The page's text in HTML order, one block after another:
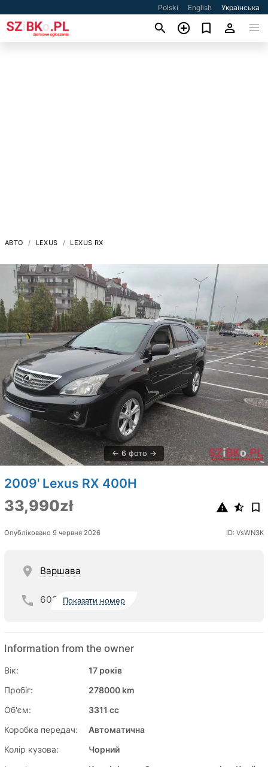
Polski English Українська
АВТО LEXUS LEXUS RX
6 фото
2009' Lexus RX 400H
33,990zł
Опубліковано 9 червня 2026 ID: VsWN3K
Варшава
602 Показати номер
Information from the owner
Вік:
17 років
Пробіг:
278000 km
Об'єм:
3311 cc
Коробка передач:
Автоматична
Колір кузова:
Чорний